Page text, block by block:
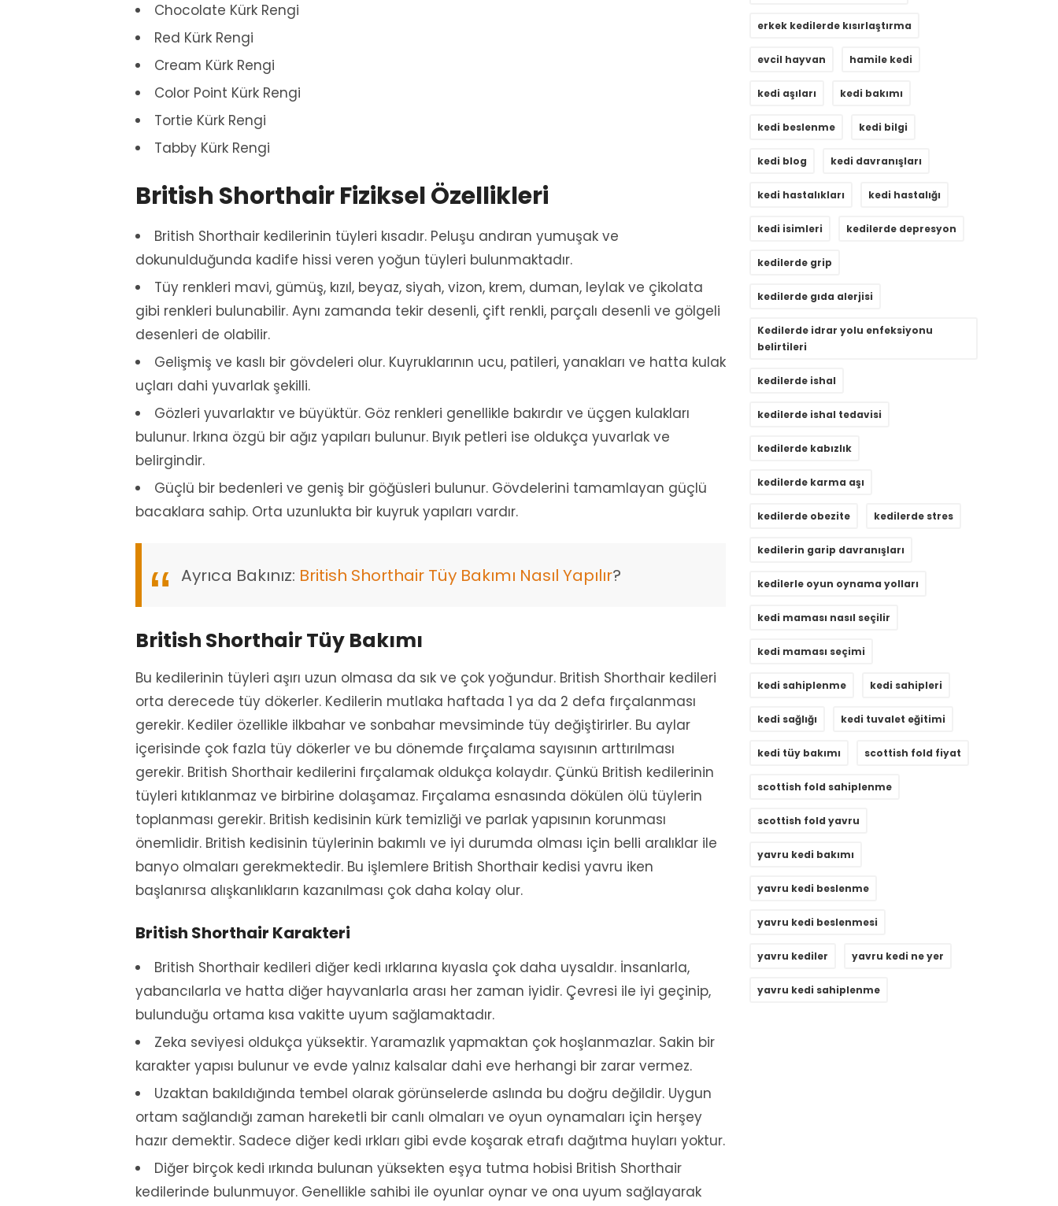
Chocolate Kürk Rengi
Red Kürk Rengi
Cream Kürk Rengi
Color Point Kürk Rengi
Tortie Kürk Rengi
Tabby Kürk Rengi
British Shorthair Fiziksel Özellikleri
British Shorthair kedilerinin tüyleri kısadır. Peluşu andıran yumuşak ve
dokunulduğunda kadife hissi veren yoğun tüyleri bulunmaktadır.
Tüy renkleri mavi, gümüş, kızıl, beyaz, siyah, vizon, krem, duman, leylak ve çikolata
gibi renkleri bulunabilir. Aynı zamanda tekir desenli, çift renkli, parçalı desenli ve gölgeli
desenleri de olabilir.
Gelişmiş ve kaslı bir gövdeleri olur. Kuyruklarının ucu, patileri, yanakları ve hatta kulak
uçları dahi yuvarlak şekilli.
Gözleri yuvarlaktır ve büyüktür. Göz renkleri genellikle bakırdır ve üçgen kulakları
bulunur. Irkına özgü bir ağız yapıları bulunur. Bıyık petleri ise oldukça yuvarlak ve
belirgindir.
Güçlü bir bedenleri ve geniş bir göğüsleri bulunur. Gövdelerini tamamlayan güçlü
bacaklara sahip. Orta uzunlukta bir kuyruk yapıları vardır.
Ayrıca Bakınız: British Shorthair Tüy Bakımı Nasıl Yapılır?
British Shorthair Tüy Bakımı
Bu kedilerinin tüyleri aşırı uzun olmasa da sık ve çok yoğundur. British Shorthair kedileri
orta derecede tüy dökerler. Kedilerin mutlaka haftada 1 ya da 2 defa fırçalanması
gerekir. Kediler özellikle ilkbahar ve sonbahar mevsiminde tüy değiştirirler. Bu aylar
içerisinde çok fazla tüy dökerler ve bu dönemde fırçalama sayısının arttırılması
gerekir. British Shorthair kedilerini fırçalamak oldukça kolaydır. Çünkü British kedilerinin
tüyleri kıtıklanmaz ve birbirine dolaşamaz. Fırçalama esnasında dökülen ölü tüylerin
toplanması gerekir. British kedisinin kürk temizliği ve parlak yapısının korunması
önemlidir. British kedisinin tüylerinin bakımlı ve iyi durumda olması için belli aralıklar ile
banyo olmaları gerekmektedir. Bu işlemlere British Shorthair kedisi yavru iken
başlanırsa alışkanlıkların kazanılması çok daha kolay olur.
British Shorthair Karakteri
British Shorthair kedileri diğer kedi ırklarına kıyasla çok daha uysaldır. İnsanlarla,
yabancılarla ve hatta diğer hayvanlarla arası her zaman iyidir. Çevresi ile iyi geçinip,
bulunduğu ortama kısa vakitte uyum sağlamaktadır.
Zeka seviyesi oldukça yüksektir. Yaramazlık yapmaktan çok hoşlanmazlar. Sakin bir
karakter yapısı bulunur ve evde yalnız kalsalar dahi eve herhangi bir zarar vermez.
Uzaktan bakıldığında tembel olarak görünselerde aslında bu doğru değildir. Uygun
ortam sağlandığı zaman hareketli bir canlı olmaları ve oyun oynamaları için herşey
hazır demektir. Sadece diğer kedi ırkları gibi evde koşarak etrafı dağıtma huyları yoktur.
Diğer birçok kedi ırkında bulunan yüksekten eşya tutma hobisi British Shorthair
kedilerinde bulunmuyor. Genellikle sahibi ile oyunlar oynar ve ona uyum sağlayarak
erkek kedilerde kısırlaştırma
evcil hayvan hamile kedi
kedi aşıları kedi bakımı
kedi beslenme kedi bilgi
kedi blog kedi davranışları
kedi hastalıkları kedi hastalığı
kedi isimleri kedilerde depresyon
kedilerde grip
kedilerde gıda alerjisi
Kedilerde idrar yolu enfeksiyonu
belirtileri
kedilerde ishal
kedilerde ishal tedavisi
kedilerde kabızlık
kedilerde karma aşı
kedilerde obezite kedilerde stres
kedilerin garip davranışları
kedilerle oyun oynama yolları
kedi maması nasıl seçilir
kedi maması seçimi
kedi sahiplenme kedi sahipleri
kedi sağlığı kedi tuvalet eğitimi
kedi tüy bakımı scottish fold fiyat
scottish fold sahiplenme
scottish fold yavru
yavru kedi bakımı
yavru kedi beslenme
yavru kedi beslenmesi
yavru kediler yavru kedi ne yer
yavru kedi sahiplenme